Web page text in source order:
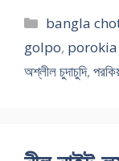
Categories
bangla
golpo,
অশ্লীল চুদাচুদি,